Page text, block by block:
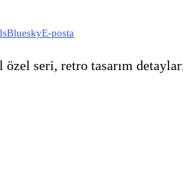
BlueskyE-posta
özel seri, retro tasarım